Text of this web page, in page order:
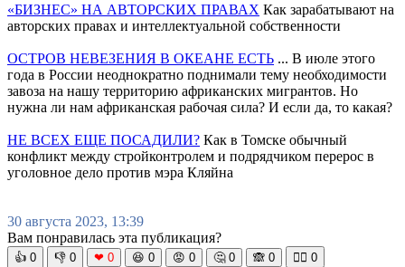
«БИЗНЕС» НА АВТОРСКИХ ПРАВАХ Как зарабатывают на
авторских правах и интеллектуальной собственности
ОСТРОВ НЕВЕЗЕНИЯ В ОКЕАНЕ ЕСТЬ ... В июле этого
года в России неоднократно поднимали тему необходимости
завоза на нашу территорию африканских мигрантов. Но
нужна ли нам африканская рабочая сила? И если да, то какая?
НЕ ВСЕХ ЕЩЕ ПОСАДИЛИ? Как в Томске обычный
конфликт между стройконтролем и подрядчиком перерос в
уголовное дело против мэра Кляйна
30 августа 2023, 13:39
Вам понравилась эта публикация?
👍 0 👎 0 ❤ 0 😆 0 😡 0 🤔 0 🙈 0 🧘‍♀️ 0